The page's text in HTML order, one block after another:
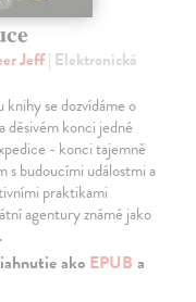
Jeff| Elektronická
knihy se dozvídáme o
děsivém konci jedné
- konci tajemně
s budoucími událostmi a
praktikami
agentury známé jako
ako EPUB a